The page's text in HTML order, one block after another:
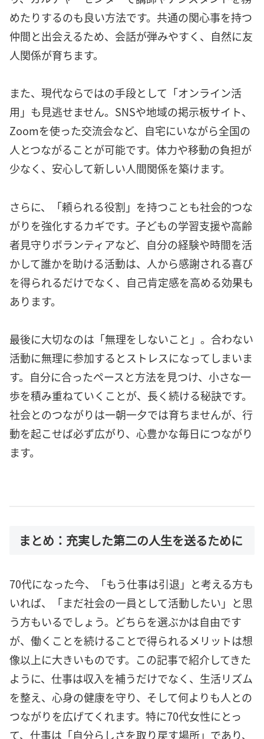
めたりするのも良い方法です。共通の関心事を持つ
仲間と出会えるため、会話が弾みやすく、自然に友
人関係が育ちます。
また、現代ならではの手段として「オンライン活
用」も見逃せません。SNSや地域の掲示板サイト、
Zoomを使った交流会など、自宅にいながら全国の
人とつながることが可能です。体力や移動の負担が
少なく、安心して新しい人間関係を築けます。
さらに、「頼られる役割」を持つことも社会的つな
がりを強化するカギです。子どもの学習支援や高齢
者見守りボランティアなど、自分の経験や時間を活
かして誰かを助ける活動は、人から感謝される喜び
を得られるだけでなく、自己肯定感を高める効果も
あります。
最後に大切なのは「無理をしないこと」。合わない
活動に無理に参加するとストレスになってしまいま
す。自分に合ったペースと方法を見つけ、小さな一
歩を積み重ねていくことが、長く続ける秘訣です。
社会とのつながりは一朝一夕では育ちませんが、行
動を起こせば必ず広がり、心豊かな毎日につながり
ます。
まとめ：充実した第二の人生を送るために
70代になった今、「もう仕事は引退」と考える方も
いれば、「まだ社会の一員として活動したい」と思
う方もいるでしょう。どちらを選ぶかは自由です
が、働くことを続けることで得られるメリットは想
像以上に大きいものです。この記事で紹介してきた
ように、仕事は収入を補うだけでなく、生活リズム
を整え、心身の健康を守り、そして何よりも人との
つながりを広げてくれます。特に70代女性にとっ
て、仕事は「自分らしさを取り戻す場所」であり、